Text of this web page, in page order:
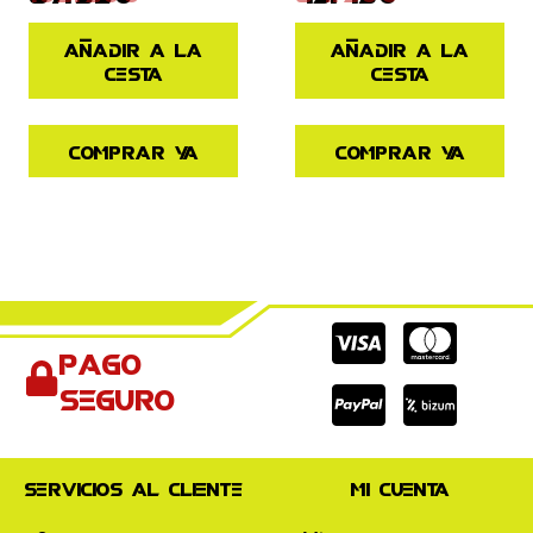
Añadir a la
cesta
Comprar ya
Añadir a la
cesta
Comprar ya
Pago
seguro
Cc-
visa
Cc-
Cc-
paypal
Servicios al cliente Mi cuenta